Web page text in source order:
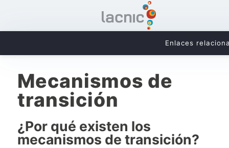
Mecanismos de
transición
¿Por qué existen los
mecanismos de transición?
Enlaces